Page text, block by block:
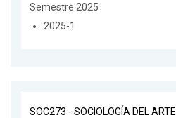
Semestre 2025
2025-1
SOC273 - SOCIOLOGÍA DEL ARTE